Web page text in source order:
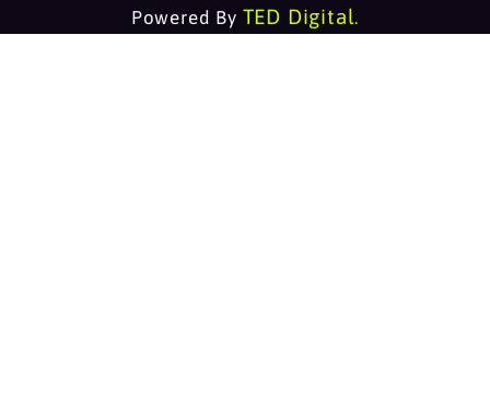
Powered By TED Digital.